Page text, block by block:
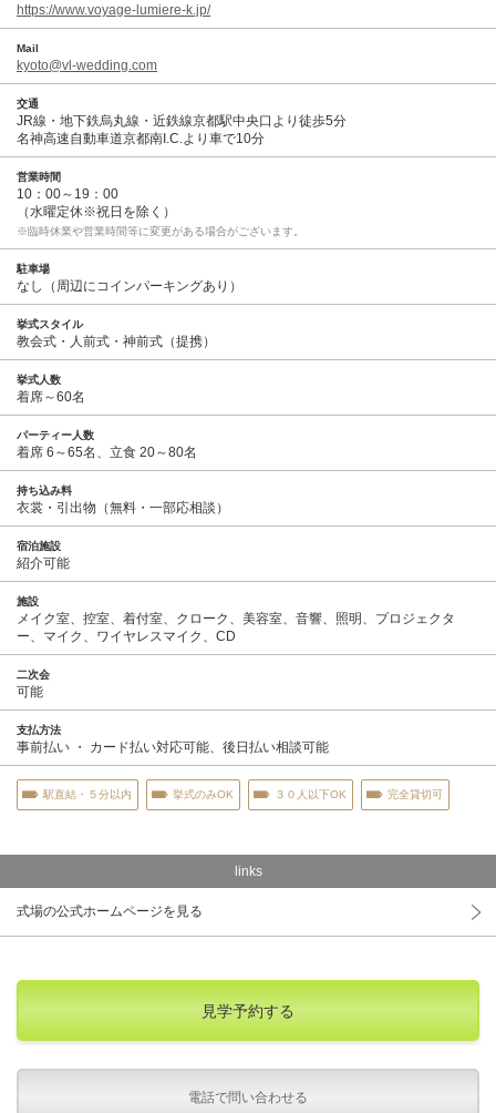
https://www.voyage-lumiere-k.jp/
Mail
kyoto@vl-wedding.com
交通
JR線・地下鉄烏丸線・近鉄線京都駅中央口より徒歩5分
名神高速自動車道京都南I.C.より車で10分
営業時間
10：00～19：00
（水曜定休※祝日を除く）
※臨時休業や営業時間等に変更がある場合がございます。
駐車場
なし（周辺にコインパーキングあり）
挙式スタイル
教会式・人前式・神前式（提携）
挙式人数
着席～60名
パーティー人数
着席 6～65名、立食 20～80名
持ち込み料
衣裳・引出物（無料・一部応相談）
宿泊施設
紹介可能
施設
メイク室、控室、着付室、クローク、美容室、音響、照明、プロジェクタ
ー、マイク、ワイヤレスマイク、CD
二次会
可能
支払方法
事前払い ・ カード払い対応可能、後日払い相談可能
駅直結・５分以内 挙式のみOK ３０人以下OK 完全貸切可
links
式場の公式ホームページを見る
見学予約する
電話で問い合わせる